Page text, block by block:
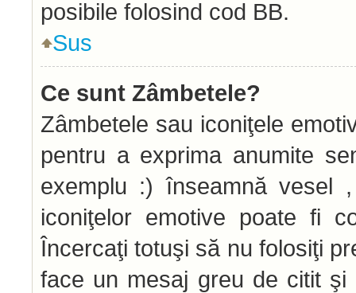
posibile folosind cod BB.
Sus
Ce sunt Zâmbetele?
Zâmbetele sau iconiţele
pentru a exprima anumite
exemplu :) înseamnă vesel
iconiţelor emotive poate fi
Încercaţi totuşi să nu folosiţi
face un mesaj greu de citit